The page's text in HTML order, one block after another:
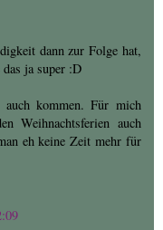
dann zur Folge hat,
das ja super :D
kommen. Für mich
Weihnachtsferien auch
eh keine Zeit mehr für